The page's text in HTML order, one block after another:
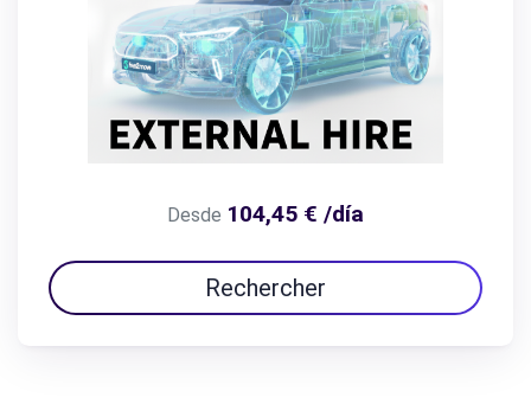
Desde 104,45 € /día
Rechercher